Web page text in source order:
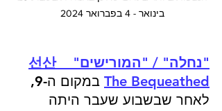
בינואר - 4 בפברואר 2024
"נחלה" / "המורישים"  선산
The Bequeathed
במקום ה-9,
לאחר שבשבוע שעבר היתה